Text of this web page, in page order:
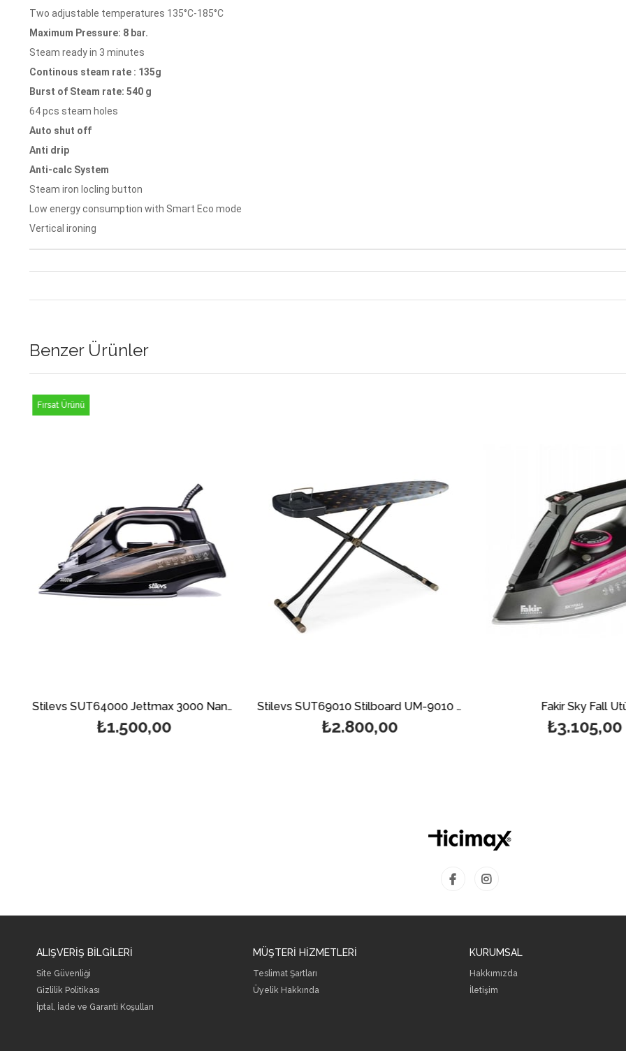
Two adjustable temperatures 135°C-185°C
Maximum Pressure: 8 bar.
Steam ready in 3 minutes
Continous steam rate : 135g
Burst of Steam rate: 540 g
64 pcs steam holes
Auto shut off
Anti drip
Anti-calc System
Steam iron locling button
Low energy consumption with Smart Eco mode
Vertical ironing
Benzer Ürünler
Stilevs SUT64000 Jettmax 3000 Nano Seramik Ütü - Gold
₺1.500,00
Fırsat Ürünü
Stilevs SUT69010 Stilboard UM-9010 Lüks Ütü Masası
₺2.800,00
Fakir Sky Fall Ütü
₺3.105,00
ALIŞVERİŞ BİLGİLERİ
Site Güvenliği
Gizlilik Politikası
İptal, İade ve Garanti Koşulları
MÜŞTERİ HİZMETLERİ
Teslimat Şartları
Üyelik Hakkında
KURUMSAL
Hakkımızda
İletişim